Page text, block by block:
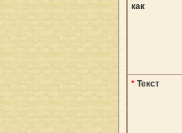
как
* Текст